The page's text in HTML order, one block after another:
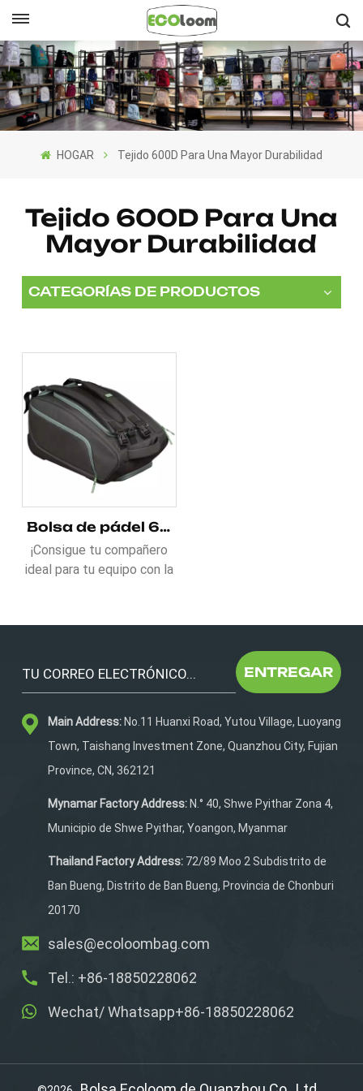
English
Français
Español
Nederlands
HOGAR Tejido 600D Para Una Mayor Durabilidad
Tejido 600D Para Una
Mayor Durabilidad
CATEGORÍAS DE PRODUCTOS
Bolsa de pádel 600D con espacio de almacenamiento versátil
¡Consigue tu compañero
ideal para tu equipo con la
almacenamiento! Dos
con cremallera te
más. Un compartimento
específico para zapatos
mantiene el calzado
las cuatro almohadillas
antideslizantes de
aportan estabilidad.
Cuélgala fácilmente
las correas de hombro
impermeable 600D
¡Perfecta para pádel,
ENTREGAR
Main Address:No.11 Huanxi Road, Yutou Village, Luoyang
Town, Taishang Investment Zone, Quanzhou City, Fujian
Province, CN, 362121
Mynamar Factory Address:N.° 40, Shwe Pyithar Zona 4,
Municipio de Shwe Pyithar, Yoangon, Myanmar
Thailand Factory Address:72/89 Moo 2 Subdistrito de
Ban Bueng, Distrito de Ban Bueng, Provincia de Chonburi
20170
sales@ecoloombag.com
Tel.: +86-18850228062
Wechat/ Whatsapp+86-18850228062